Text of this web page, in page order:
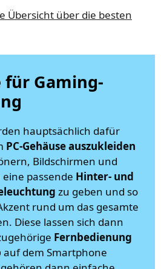
Übersicht über die besten
für Gaming-
hauptsächlich dafür
PC-Gehäuse auszukleiden
Bildschirmen und
passende Hinter- und
zu geben und so
rund um das gesamte
Diese lassen sich dann
Fernbedienung
auf dem Smartphone